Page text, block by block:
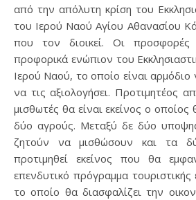
από την απόλυτη κρίση του
του Ιερού Ναού Αγίου Αθανασίου
που τον διοικεί. Οι προσφορές
προφορικά ενώπιον του
Ιερού Ναού, το οποίο είναι αρμόδιο
να τις αξιολογήσει. Προτιμητέος
μισθωτές θα είναι εκείνος ο οποίος
δύο αγρούς. Μεταξύ δε δύο
ζητούν να μισθώσουν και τα
προτιμηθεί εκείνος που θα
επενδυτικό πρόγραμμα τουριστικής
το οποίο θα διασφαλίζει την